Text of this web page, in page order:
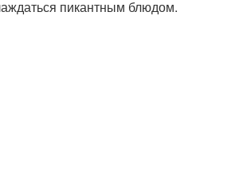
пикантным блюдом.